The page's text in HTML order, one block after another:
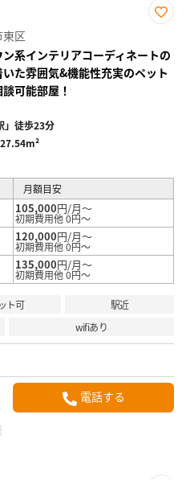
り登
録
区
ン系インテリアコーディネートの
た雰囲気&機能性充実のペット
可能部屋！
」徒歩23分
27.54m²
月額目安
105,000円/月～
初期費用他 0円～
120,000円/月～
初期費用他 0円～
135,000円/月～
初期費用他 0円～
ト可
駅近
wifiあり
電話する